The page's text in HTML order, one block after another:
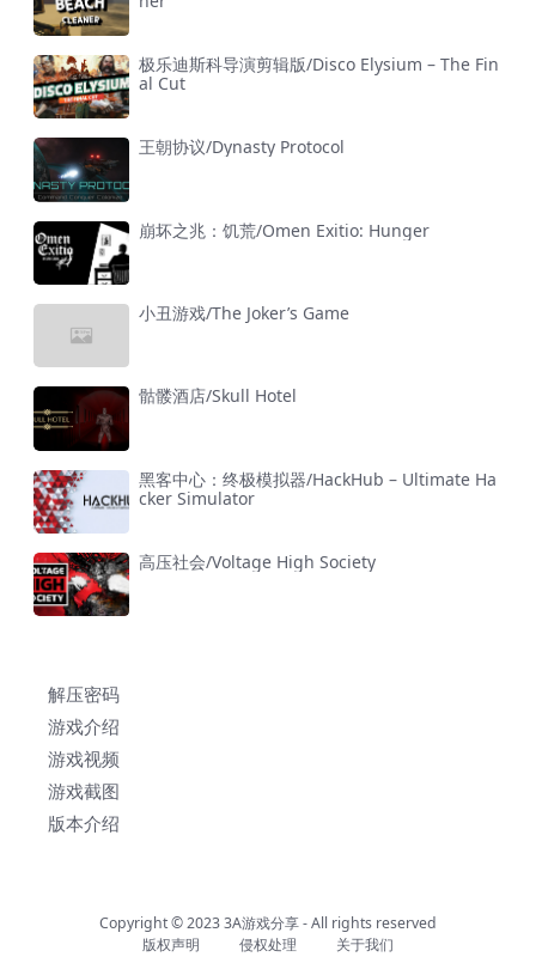
极乐迪斯科导演剪辑版/Disco Elysium – The Fin
al Cut
王朝协议/Dynasty Protocol
崩坏之兆：饥荒/Omen Exitio: Hunger
小丑游戏/The Joker’s Game
骷髅酒店/Skull Hotel
黑客中心：终极模拟器/HackHub – Ultimate Ha
cker Simulator
高压社会/Voltage High Society
解压密码
游戏介绍
游戏视频
游戏截图
版本介绍
Copyright © 20233A游戏分享- All rights reserved
版权声明
侵权处理 关于我们